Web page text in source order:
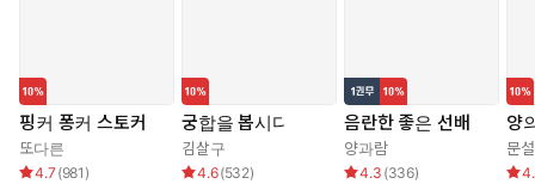
핑커 퐁커 스토커
또다른
4.7 (981 )
궁합을 봅시다
김살구
4.6(532)
음란한 좋은 선배
양과람
4.3 (336)
양
문